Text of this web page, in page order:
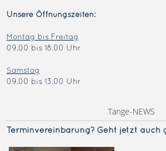
Unsere Öffnungszeiten:
Montag bis Freitag
09.00 bis 18.00 Uhr
Samstag
09.00 bis 13.00 Uhr
Tange-NEWS
Terminvereinbarung? Geht jetzt auch